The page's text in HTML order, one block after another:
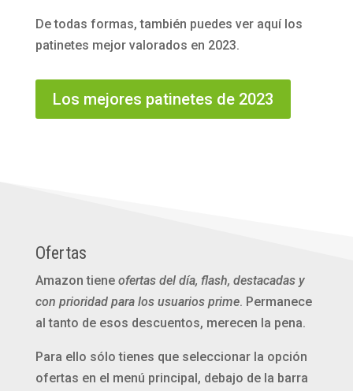
De todas formas, también puedes ver aquí los
patinetes mejor valorados en 2023.
Los mejores patinetes de 2023
Ofertas
Amazon tiene ofertas del día, flash, destacadas y
con prioridad para los usuarios prime. Permanece
al tanto de esos descuentos, merecen la pena.
Para ello sólo tienes que seleccionar la opción
ofertas en el menú principal, debajo de la barra